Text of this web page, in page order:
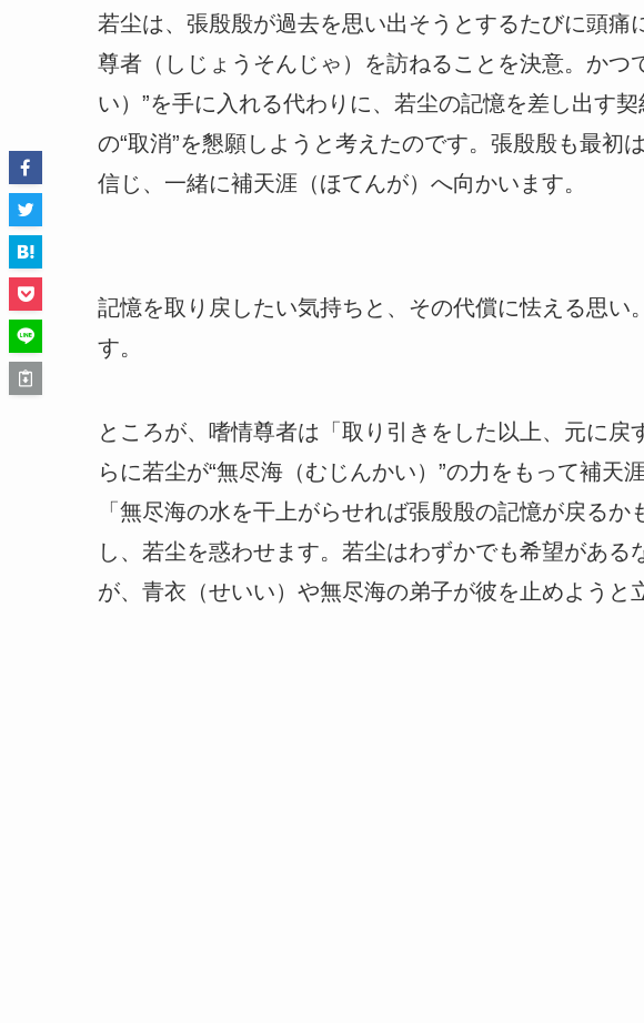
若尘は、張殷殷が過去を思い出そうとするたびに頭痛
尊者（しじょうそんじゃ）を訪ねることを決意。かつ
い）”を手に入れる代わりに、若尘の記憶を差し出す
の“取消”を懇願しようと考えたのです。張殷殷も最初
信じ、一緒に補天涯（ほてんが）へ向かいます。
記憶を取り戻したい気持ちと、その代償に怯える思い
す。
ところが、嗜情尊者は「取り引きをした以上、元に戻
らに若尘が“無尽海（むじんかい）”の力をもって補天
「無尽海の水を干上がらせれば張殷殷の記憶が戻る
し、若尘を惑わせます。若尘はわずかでも希望があ
が、青衣（せいい）や無尽海の弟子が彼を止めようと